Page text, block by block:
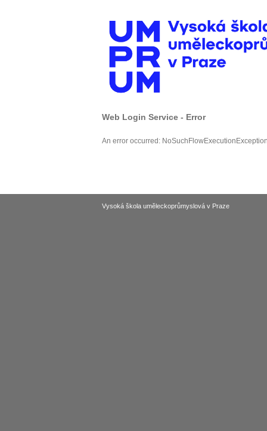
Web Login Service - Error
An error occurred:
Vysoká škola uměleckoprůmyslová v Praze